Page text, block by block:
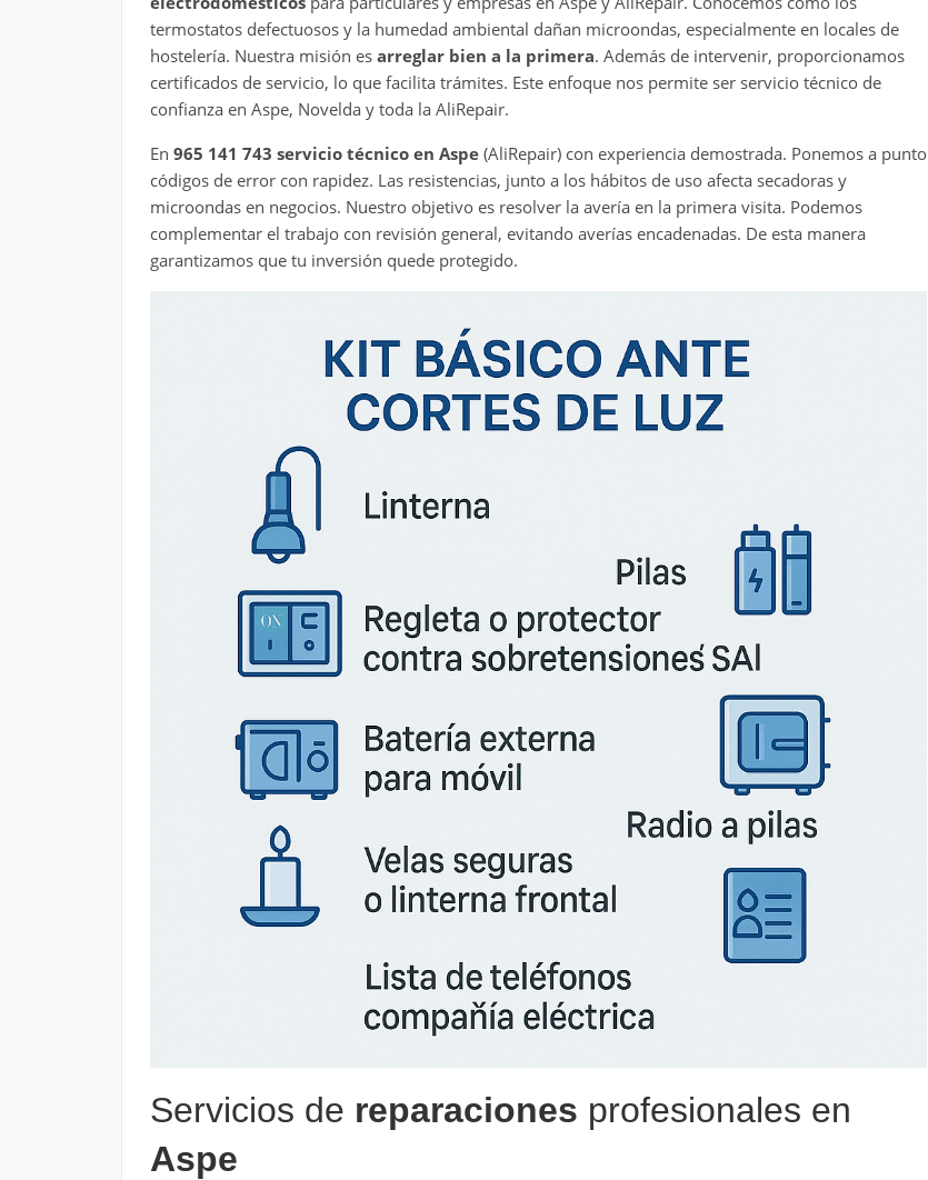
termostatos defectuosos y la humedad ambiental dañan microondas, especialmente en locales de
hostelería. Nuestra misión es arreglar bien a la primera. Además de intervenir, proporcionamos
certificados de servicio, lo que facilita trámites. Este enfoque nos permite ser servicio técnico de
confianza en Aspe, Novelda y toda la AliRepair.
En 965 141 743 servicio técnico en Aspe(AliRepair) con experiencia demostrada. Ponemos a punto
códigos de error con rapidez. Las resistencias, junto a los hábitos de uso afecta secadoras y
microondas en negocios. Nuestro objetivo es resolver la avería en la primera visita. Podemos
complementar el trabajo con revisión general, evitando averías encadenadas. De esta manera
garantizamos que tu inversión quede protegido.
Servicios de reparaciones profesionales en
Aspe